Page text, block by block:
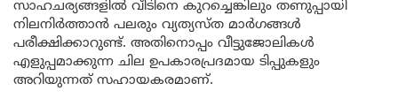
സാഹചര്യങ്ങളിൽ വീടിനെ കുറച്ചെങ്കിലും തണുപ്പായി
നിലനിർത്താൻ പലരും വ്യത്യസ്ത മാർഗങ്ങൾ
പരീക്ഷിക്കാറുണ്ട്. അതിനൊപ്പം വീട്ടുജോലികൾ
എളുപ്പമാക്കുന്ന ചില ഉപകാരപ്രദമായ ടിപ്പുകളും
അറിയുന്നത് സഹായകരമാണ്.